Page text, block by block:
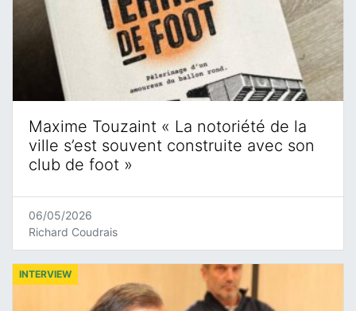
Maxime Touzaint « La notoriété de la
ville s’est souvent construite avec son
club de foot »
06/05/2026
Richard Coudrais
INTERVIEW